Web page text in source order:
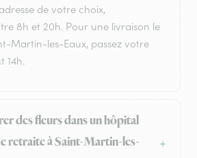
de votre choix,
8h et 20h. Pour une livraison le
Martin-les-Eaux, passez votre
14h.
des fleurs dans un hôpital
retraite à Saint-Martin-les-